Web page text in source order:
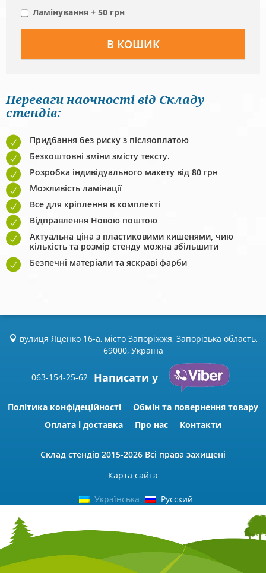
Ламінування + 50 грн
Переваги наочності від Складу
стендів:
Придбання без риску з післяоплатою
Безкоштовні зміни змісту тексту.
Розробка індивідуального макету від 80 грн
Можливість ламінації
Все для кріплення в комплекті
Відправлення Новою поштою
Актуальна ціна з пластиковими кишенями, чию
кількість та розмір стенду можна збільшити
Безпечні матеріали та яскраві фарби
вулиця Яценко 16-а, місто Запоріжжя, Запорізька область,
69000, Україна
063-154-25-62 Написати у
Політика конфідеційності
Обмін та повернення товару
Оплата і доставка
Про нас Контакти
Склад стендів 2015-2026 Всі права захищені
Карта сайта
Українська Русский